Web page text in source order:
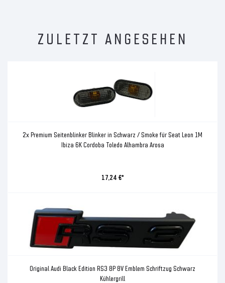
ZULETZT ANGESEHEN
2x Premium Seitenblinker Blinker in Schwarz / Smoke für Seat Leon 1M
Ibiza 6K Cordoba Toledo Alhambra Arosa
17,24 €*
Original Audi Black Edition RS3 8P 8V Emblem Schriftzug Schwarz
Kühlergrill